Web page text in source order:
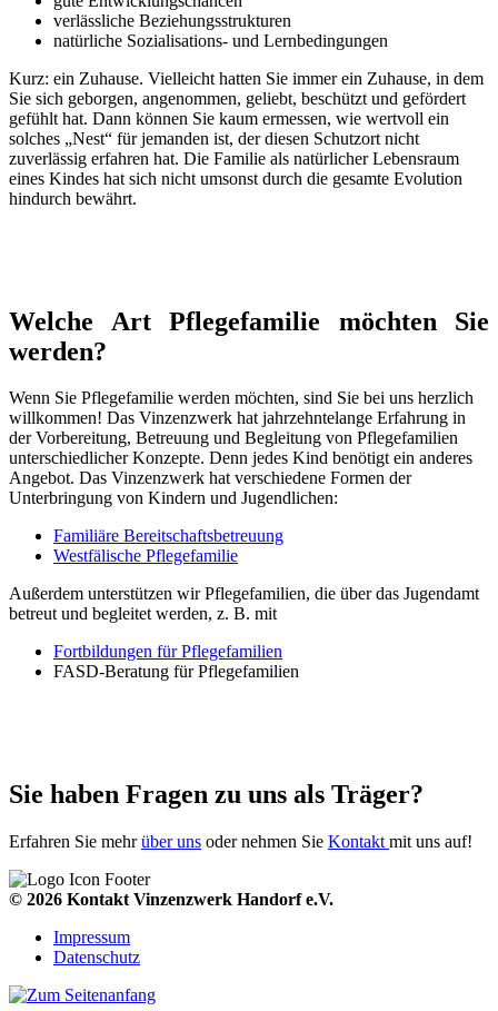
verlässliche Beziehungsstrukturen
natürliche Sozialisations- und Lernbedingungen
Kurz: ein Zuhause. Vielleicht hatten Sie immer ein Zuhause, in dem
Sie sich geborgen, angenommen, geliebt, beschützt und gefördert
gefühlt hat. Dann können Sie kaum ermessen, wie wertvoll ein
solches „Nest“ für jemanden ist, der diesen Schutzort nicht
zuverlässig erfahren hat. Die Familie als natürlicher Lebensraum
eines Kindes hat sich nicht umsonst durch die gesamte Evolution
hindurch bewährt.
Welche Art Pflegefamilie möchten Sie
werden?
Wenn Sie Pflegefamilie werden möchten, sind Sie bei uns herzlich
willkommen! Das Vinzenzwerk hat jahrzehntelange Erfahrung in
der Vorbereitung, Betreuung und Begleitung von Pflegefamilien
unterschiedlicher Konzepte. Denn jedes Kind benötigt ein anderes
Angebot. Das Vinzenzwerk hat verschiedene Formen der
Unterbringung von Kindern und Jugendlichen:
Familiäre Bereitschaftsbetreuung
Westfälische Pflegefamilie
Außerdem unterstützen wir Pflegefamilien, die über das Jugendamt
betreut und begleitet werden, z. B. mit
Fortbildungen für Pflegefamilien
FASD-Beratung für Pflegefamilien
Sie haben Fragen zu uns als Träger?
Erfahren Sie mehrüber uns oder nehmen Sie Kontakt mit uns auf!
© 2026 Kontakt Vinzenzwerk Handorf e.V.
Impressum
Datenschutz